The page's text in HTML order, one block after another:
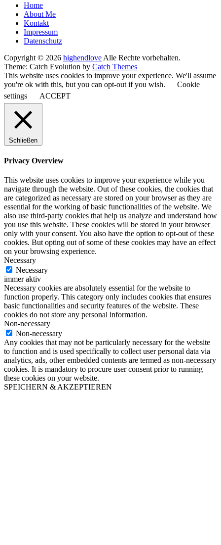
Seitenfuß-
Menü
Home
About Me
Kontakt
Impressum
Datenschutz
Copyright © 2026 highendloveAlle Rechte vorbehalten.
Theme: Catch Evolution by Catch Themes
This website uses cookies to improve your experience. We'll assume
you're ok with this, but you can opt-out if you wish.
Cookie
settings
ACCEPT
Schließen
Privacy Overview
This website uses cookies to improve your experience while you
navigate through the website. Out of these cookies, the cookies that
are categorized as necessary are stored on your browser as they are
essential for the working of basic functionalities of the website. We
also use third-party cookies that help us analyze and understand how
you use this website. These cookies will be stored in your browser
only with your consent. You also have the option to opt-out of these
cookies. But opting out of some of these cookies may have an effect
on your browsing experience.
Necessary
Necessary
immer aktiv
Necessary cookies are absolutely essential for the website to
function properly. This category only includes cookies that ensures
basic functionalities and security features of the website. These
cookies do not store any personal information.
Non-necessary
Non-necessary
Any cookies that may not be particularly necessary for the website
to function and is used specifically to collect user personal data via
analytics, ads, other embedded contents are termed as non-necessary
cookies. It is mandatory to procure user consent prior to running
these cookies on your website.
SPEICHERN & AKZEPTIEREN